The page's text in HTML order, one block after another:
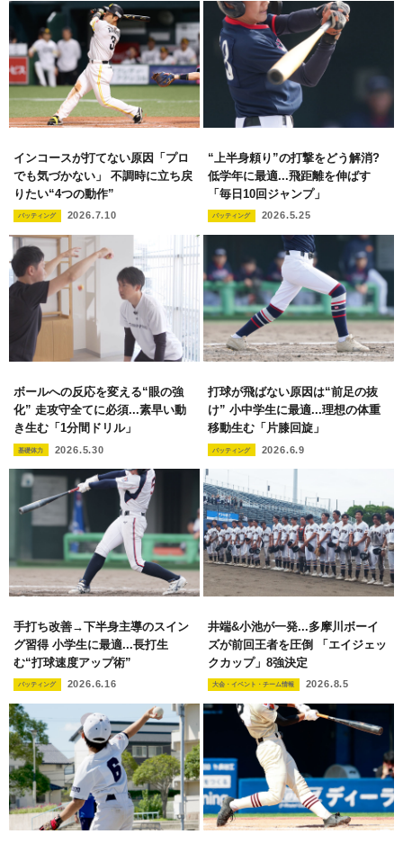
インコースが打てない原因「プロ
でも気づかない」 不調時に立ち戻
りたい“4つの動作”
バッティング 2026.7.10
“上半身頼り”の打撃をどう解消?
低学年に最適...飛距離を伸ばす
「毎日10回ジャンプ」
バッティング 2026.5.25
ボールへの反応を変える“眼の強
化” 走攻守全てに必須...素早い動
き生む「1分間ドリル」
基礎体力 2026.5.30
打球が飛ばない原因は“前足の抜
け” 小中学生に最適...理想の体重
移動生む「片膝回旋」
バッティング 2026.6.9
手打ち改善→下半身主導のスイン
グ習得 小学生に最適...長打生
む“打球速度アップ術”
バッティング 2026.6.16
井端&小池が一発...多摩川ボーイ
ズが前回王者を圧倒 「エイジェッ
クカップ」8強決定
大会・イベント・チーム情報 2026.8.5